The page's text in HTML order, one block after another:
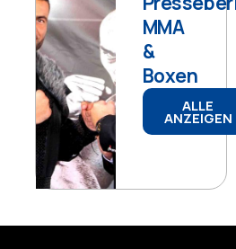
MMA
&
Boxen
ALLE
ANZEIGEN